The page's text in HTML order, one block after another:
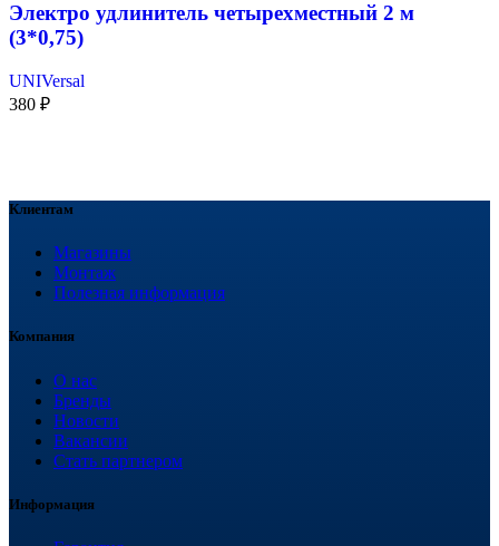
Электро удлинитель четырехместный 2 м
(3*0,75)
UNIVersal
380 ₽
Клиентам
Магазины
Монтаж
Полезная информация
Компания
О нас
Бренды
Новости
Вакансии
Стать партнером
Информация